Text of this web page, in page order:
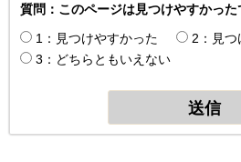
質問：このページは見つけやすかった
1：見つけやすかった
2：見つ
3：どちらともいえない